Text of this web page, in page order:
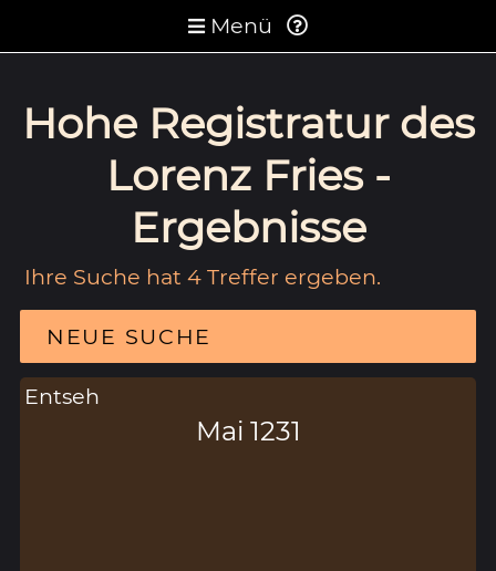
Menü
Hohe Registratur des
Lorenz Fries -
Ergebnisse
Ihre Suche hat 4 Treffer ergeben.
NEUE SUCHE
Entseh
Mai 1231